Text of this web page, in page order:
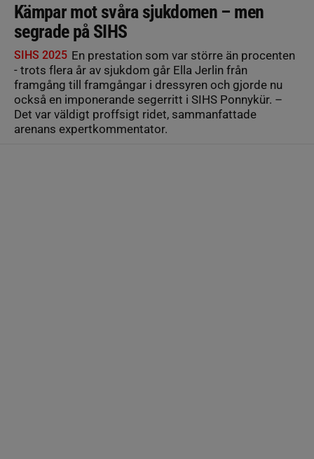
Kämpar mot svåra sjukdomen – men
segrade på SIHS
SIHS 2025 En prestation som var större än procenten
- trots flera år av sjukdom går Ella Jerlin från
framgång till framgångar i dressyren och gjorde nu
också en imponerande segerritt i SIHS Ponnykür. –
Det var väldigt proffsigt ridet, sammanfattade
arenans expertkommentator.